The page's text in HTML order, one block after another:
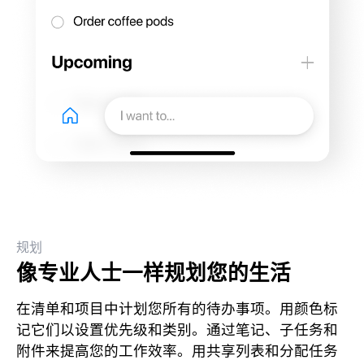
规划
像专业人士一样规划您的生活
在清单和项目中计划您所有的待办事项。用颜色标
记它们以设置优先级和类别。通过笔记、子任务和
附件来提高您的工作效率。用共享列表和分配任务